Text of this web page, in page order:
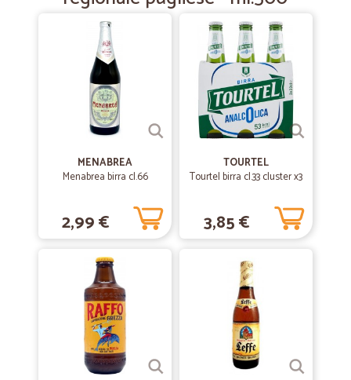
—
prodotto arrivato velocemente e in…
prodotto arrivato velocemente e in perfette condizioni
soddisfattissimo
MENABREA
Menabrea birra cl.66
2,99 €
TOURTEL
Tourtel birra cl.33 cluster x3
3,85 €